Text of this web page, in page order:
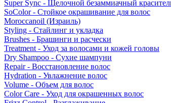
Super Sync - Щелочной безаммиачный
SoColor - Стойкое окрашивание для волос
Moroccanoil (Израиль)
Styling - Стайлинг и укладка
Brushes - Брашинги и расчески
Treatment - Уход за волосами и кожей головы
Dry Shampoo - Сухие шампуни
Repair - Восстановление волос
Hydration - Увлажнение волос
Volume - Объем для волос
Color Care - Уход для окрашенных волос